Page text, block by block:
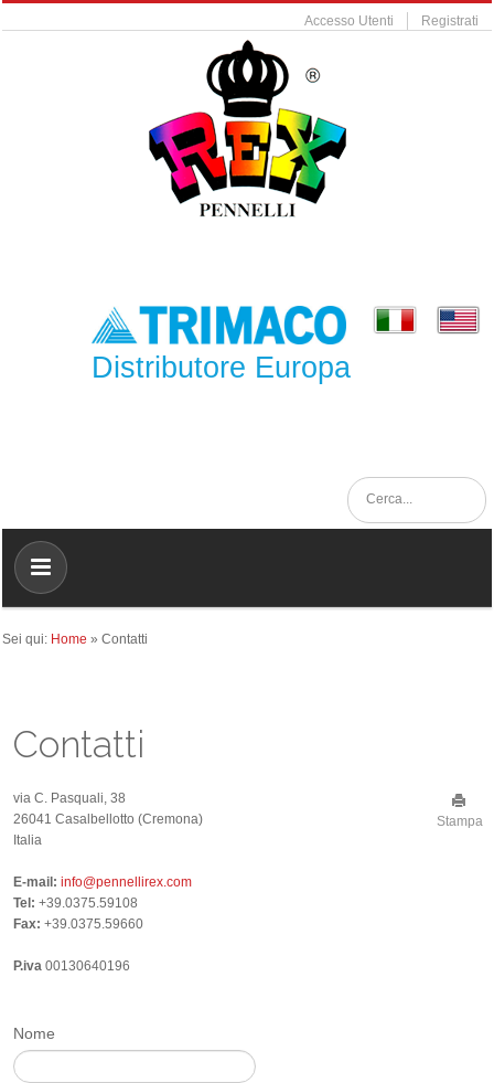
Accesso Utenti Registrati
Distributore Europa
Sei qui: Home » Contatti
Contatti
Stampa
via C. Pasquali, 38
26041 Casalbellotto (Cremona)
Italia
E-mail: info@pennellirex.com
Tel: +39.0375.59108
Fax: +39.0375.59660
P.iva 00130640196
Nome